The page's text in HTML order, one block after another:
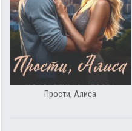
Прости, Алиса